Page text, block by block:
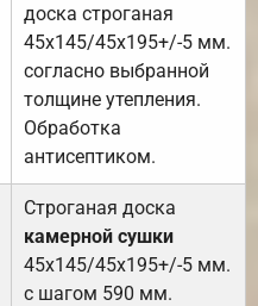
доска строганая
45х145/45х195+/-5 мм.
согласно выбранной
толщине утепления.
Обработка
антисептиком.
Строганая доска
камерной сушки
45х145/45х195+/-5 мм.
с шагом 590 мм.